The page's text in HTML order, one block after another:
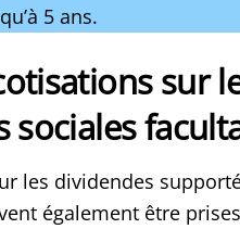
5 ans.
sur
sociales
les dividendes
également être